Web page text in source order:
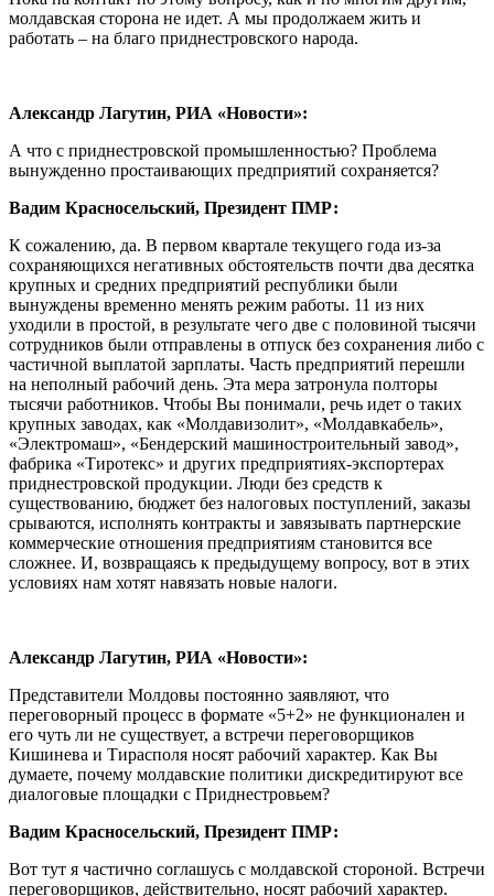
молдавская сторона не идет. А мы продолжаем жить и
работать – на благо приднестровского народа.
Александр Лагутин, РИА «Новости»:
А что с приднестровской промышленностью? Проблема
вынужденно простаивающих предприятий сохраняется?
Вадим Красносельский, Президент ПМР:
К сожалению, да. В первом квартале текущего года из-за
сохраняющихся негативных обстоятельств почти два десятка
крупных и средних предприятий республики были
вынуждены временно менять режим работы. 11 из них
уходили в простой, в результате чего две с половиной тысячи
сотрудников были отправлены в отпуск без сохранения либо с
частичной выплатой зарплаты. Часть предприятий перешли
на неполный рабочий день. Эта мера затронула полторы
тысячи работников. Чтобы Вы понимали, речь идет о таких
крупных заводах, как «Молдавизолит», «Молдавкабель»,
«Электромаш», «Бендерский машиностроительный завод»,
фабрика «Тиротекс» и других предприятиях-экспортерах
приднестровской продукции. Люди без средств к
существованию, бюджет без налоговых поступлений, заказы
срываются, исполнять контракты и завязывать партнерские
коммерческие отношения предприятиям становится все
сложнее. И, возвращаясь к предыдущему вопросу, вот в этих
условиях нам хотят навязать новые налоги.
Александр Лагутин, РИА «Новости»:
Представители Молдовы постоянно заявляют, что
переговорный процесс в формате «5+2» не функционален и
его чуть ли не существует, а встречи переговорщиков
Кишинева и Тирасполя носят рабочий характер. Как Вы
думаете, почему молдавские политики дискредитируют все
диалоговые площадки с Приднестровьем?
Вадим Красносельский, Президент ПМР:
Вот тут я частично соглашусь с молдавской стороной. Встречи
переговорщиков, действительно, носят рабочий характер.